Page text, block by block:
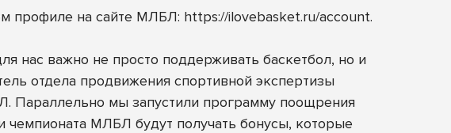
профиле на сайте МЛБЛ: https://ilovebasket.ru/account.
нас важно не просто поддерживать баскетбол, но и
отдела продвижения спортивной экспертизы
Параллельно мы запустили программу поощрения
чемпионата МЛБЛ будут получать бонусы, которые